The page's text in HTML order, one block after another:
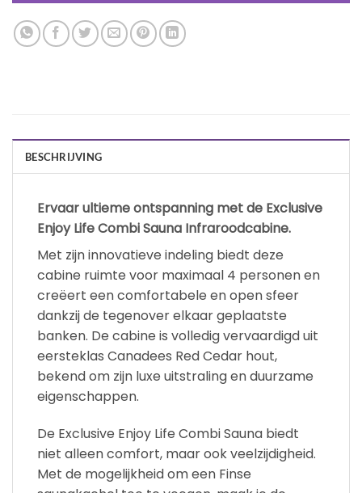
BESCHRIJVING
Ervaar ultieme ontspanning met de Exclusive
Enjoy Life Combi Sauna Infraroodcabine.
Met zijn innovatieve indeling biedt deze
cabine ruimte voor maximaal 4 personen en
creëert een comfortabele en open sfeer
dankzij de tegenover elkaar geplaatste
banken. De cabine is volledig vervaardigd uit
eersteklas Canadees Red Cedar hout,
bekend om zijn luxe uitstraling en duurzame
eigenschappen.
De Exclusive Enjoy Life Combi Sauna biedt
niet alleen comfort, maar ook veelzijdigheid.
Met de mogelijkheid om een Finse